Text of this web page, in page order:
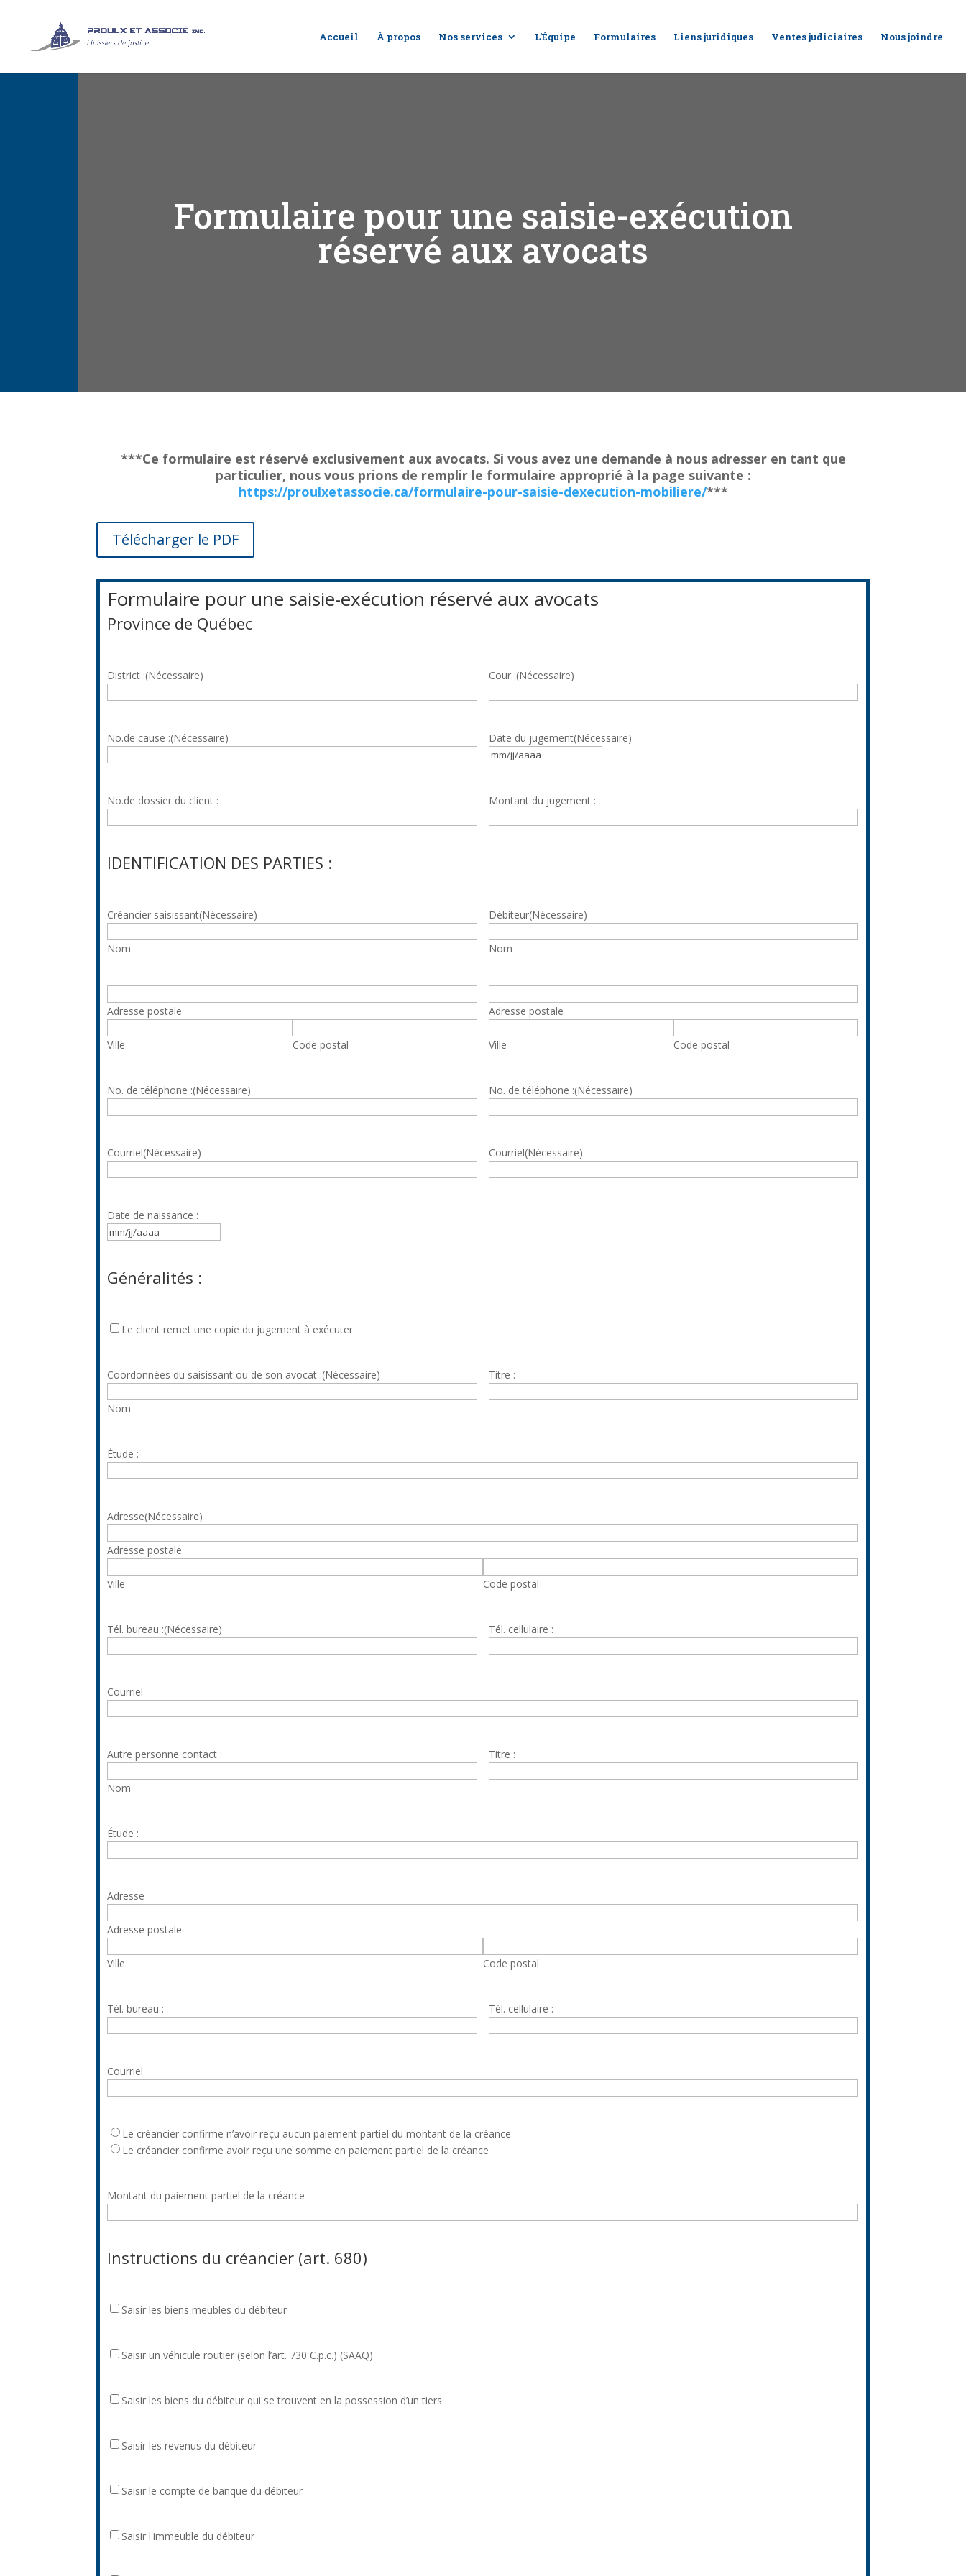
Accueil À propos Nos services L’Équipe Formulaires Liens juridiques Ventes judiciaires Nous joindre
Formulaire pour une saisie-exécution
réservé aux avocats
***Ce formulaire est réservé exclusivement aux avocats. Si vous avez une demande à nous adresser en tant que
particulier, nous vous prions de remplir le formulaire approprié à la page suivante :
https://proulxetassocie.ca/formulaire-pour-saisie-dexecution-mobiliere/***
Télécharger le PDF
Formulaire pour une saisie-exécution réservé aux avocats
Province de Québec
District :(Nécessaire) Cour :(Nécessaire)
No.de cause :(Nécessaire) Date du jugement(Nécessaire)
MM
JJ
slash
AAAA
No.de dossier du client : Montant du jugement :
IDENTIFICATION DES PARTIES :
Créancier saisissant(Nécessaire)
Nom
Débiteur(Nécessaire)
Nom
Adresse postale
Ville Code postal
Adresse postale
Ville Code postal
No. de téléphone :(Nécessaire) No. de téléphone :(Nécessaire)
Courriel(Nécessaire) Courriel(Nécessaire)
Date de naissance :
MM
JJ
Généralités :
Le
une
du
à
exécuter
Le client remet une copie du jugement à exécuter
Coordonnées du saisissant ou de son avocat :(Nécessaire)
Nom
Titre :
Étude :
Adresse(Nécessaire)
Adresse postale
Ville Code postal
Tél. bureau :(Nécessaire) Tél. cellulaire :
Courriel
Autre personne contact :
Nom
Titre :
Étude :
Adresse
Adresse postale
Ville Code postal
Tél. bureau : Tél. cellulaire :
Courriel
Montant
de
Le créancier confirme n’avoir reçu aucun paiement partiel du montant de la créance
Le créancier confirme avoir reçu une somme en paiement partiel de la créance
Montant du paiement partiel de la créance
Instructions du créancier (art. 680)
Saisir
meubles
débiteur
Saisir les biens meubles du débiteur
Saisir
routier
l’art.
730
(SAAQ)
Saisir un véhicule routier (selon l’art. 730 C.p.c.) (SAAQ)
Saisir
du
qui
en
Saisir les biens du débiteur qui se trouvent en la possession d’un tiers
Saisir
du
Saisir les revenus du débiteur
Saisir
de
du
Saisir le compte de banque du débiteur
SaisirSaisir l'immeuble du débiteur